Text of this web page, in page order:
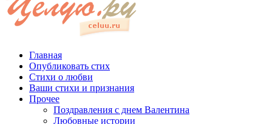
Главная
Опубликовать стих
Стихи о любви
Ваши стихи и признания
Прочее
Поздравления с днем Валентина
Любовные истории